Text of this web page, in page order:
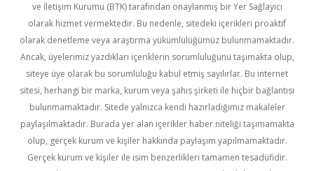
ve İletişim Kurumu (BTK) tarafından onaylanmış bir Yer Sağlayıcı
olarak hizmet vermektedir. Bu nedenle, sitedeki içerikleri proaktif
olarak denetleme veya araştırma yükümlülüğümüz bulunmamaktadır.
Ancak, üyelerimiz yazdıkları içeriklerin sorumluluğunu taşımakta olup,
siteye üye olarak bu sorumluluğu kabul etmiş sayılırlar. Bu internet
sitesi, herhangi bir marka, kurum veya şahıs şirketi ile hiçbir bağlantısı
bulunmamaktadır. Sitede yalnızca kendi hazırladığımız makaleler
paylaşılmaktadır. Burada yer alan içerikler haber niteliği taşımamakta
olup, gerçek kurum ve kişiler hakkında paylaşım yapılmamaktadır.
Gerçek kurum ve kişiler ile isim benzerlikleri tamamen tesadüfidir.